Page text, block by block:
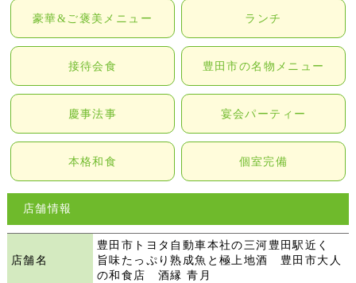
豪華&ご褒美メニュー ランチ
接待会食 豊田市の名物メニュー
慶事法事 宴会パーティー
本格和食 個室完備
店舗情報
店舗名
豊田市トヨタ自動車本社の三河豊田駅近く
旨味たっぷり熟成魚と極上地酒 豊田市大人
の和食店 酒縁 青月